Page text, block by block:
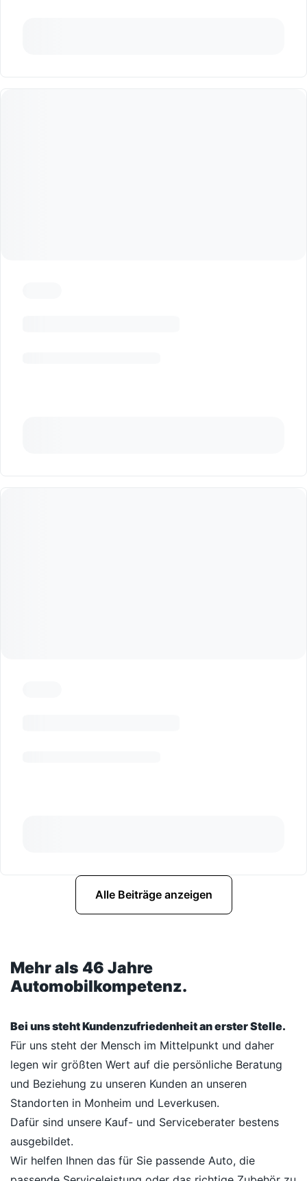
Alle Beiträge anzeigen
Mehr als 46 Jahre
Automobilkompetenz.
Bei uns steht Kundenzufriedenheit an erster Stelle.
Für uns steht der Mensch im Mittelpunkt und daher
legen wir größten Wert auf die persönliche Beratung
und Beziehung zu unseren Kunden an unseren
Standorten in Monheim und Leverkusen.
Dafür sind unsere Kauf- und Serviceberater bestens
ausgebildet.
Wir helfen Ihnen das für Sie passende Auto, die